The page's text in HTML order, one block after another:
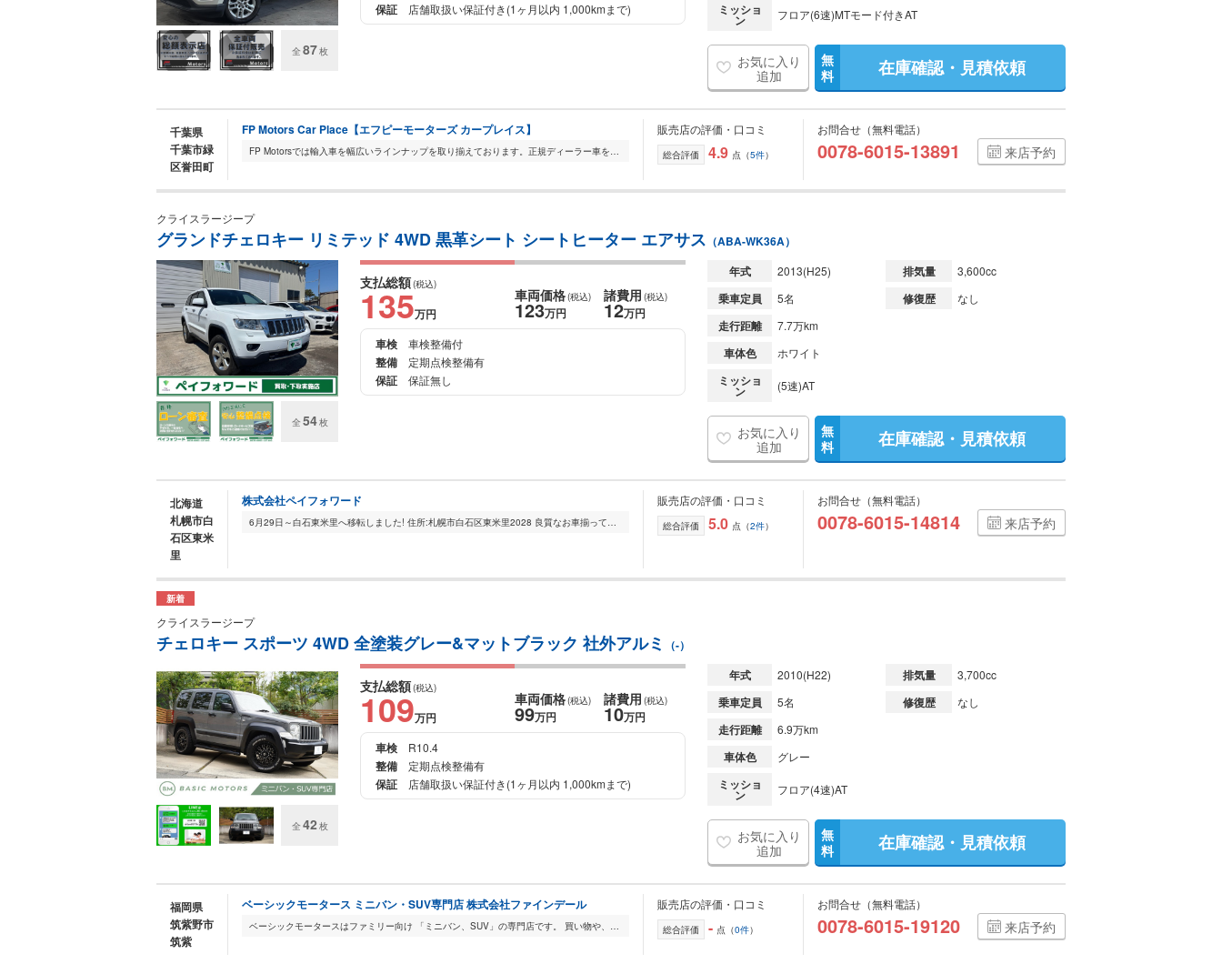
全 87枚
保証 店舗取扱い保証付き(1ヶ月以内 1,000kmまで) ミッショ
ン フロア(6速)MTモード付きAT
お気に入り
追加
無
料
在庫確認・見積依頼
千葉県
千葉市緑
区誉田町
FP Motors Car Place【エフピーモーターズ カープレイス】
FP Motorsでは輸入車を幅広いラインナップを取り揃えております。正規ディーラー車を全車室内展示をしておりますので、メンテナンスの行き届いた展示車をごゆっくりご覧...
販売店の評価・口コミ
総合評価 4.9 点（5件）
お問合せ（無料電話）
0078-6015-13891 来店予約
クライスラージープ
グランドチェロキー リミテッド 4WD 黒革シート シートヒーター エアサス （ABA-WK36A）
全 54枚
支払総額(税込)
135万円
車両価格(税込)
123万円
諸費用 (税込)
12万円
車検
車検整備付
整備 定期点検整備有
保証 保証無し
年式 2013(H25) 排気量 3,600cc
乗車定員 5名 修復歴 なし
走行距離 7.7万km
車体色 ホワイト
ミッショ
ン (5速)AT
お気に入り
追加
無
料
在庫確認・見積依頼
北海道
札幌市白
石区東米
里
株式会社ペイフォワード
6月29日～白石東米里へ移転しました! 住所:札幌市白石区東米里2028 良質なお車揃っております!車購入はペイフォワードにお任せください! 現車を確認して頂ければ、車...
販売店の評価・口コミ
総合評価 5.0 点（2件）
お問合せ（無料電話）
0078-6015-14814 来店予約
新着
クライスラージープ
チェロキー スポーツ 4WD 全塗装グレー&マットブラック 社外アルミ （-）
全 42 枚
支払総額(税込)
109万円
車両価格(税込)
99万円
諸費用 (税込)
10万円
車検
R10.4
整備 定期点検整備有
保証 店舗取扱い保証付き(1ヶ月以内 1,000kmまで)
年式 2010(H22) 排気量 3,700cc
乗車定員 5名 修復歴 なし
走行距離 6.9万km
車体色 グレー
ミッショ
ン フロア(4速)AT
お気に入り
追加
無
料
在庫確認・見積依頼
福岡県
筑紫野市
筑紫
ベーシックモータース ミニバン・SUV専門店 株式会社ファインデール
ベーシックモータースはファミリー向け 「ミニバン、SUV」の専門店です。 買い物や、お子様の送り迎え、週末のお出かけに日々使う車を ただの移動手段ではなく、もっと...
販売店の評価・口コミ
総合評価 - 点（0件）
お問合せ（無料電話）
0078-6015-19120 来店予約